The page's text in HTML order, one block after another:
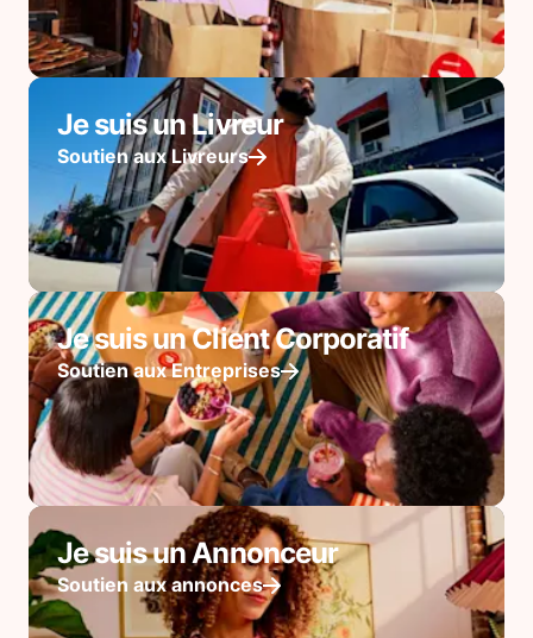
Je suis un Livreur
Soutien aux Livreurs
Je suis un Client Corporatif
Soutien aux Entreprises
Je suis un Annonceur
Soutien aux annonces